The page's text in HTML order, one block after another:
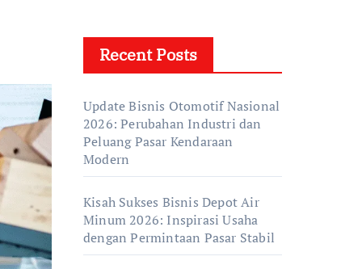
Recent Posts
Update Bisnis Otomotif Nasional
2026: Perubahan Industri dan
Peluang Pasar Kendaraan
Modern
Kisah Sukses Bisnis Depot Air
Minum 2026: Inspirasi Usaha
dengan Permintaan Pasar Stabil